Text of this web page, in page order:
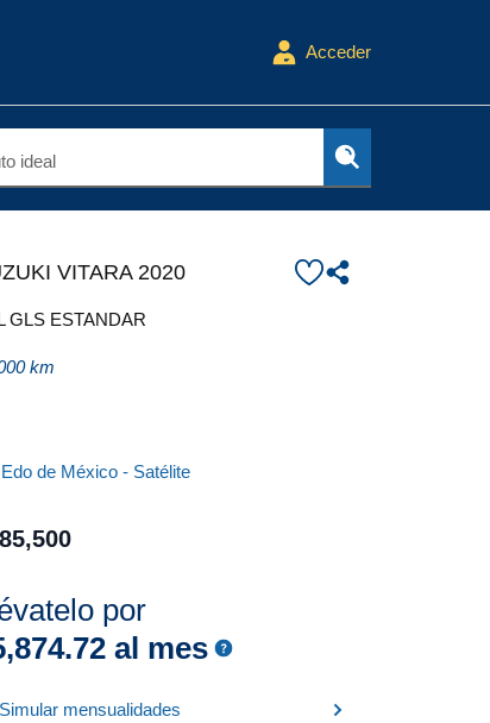
Acceder
ideal
VITARA 2020
GLS ESTANDAR
km
Edo de México - Satélite
,500
por
,874.72al mes
Simular mensualidades